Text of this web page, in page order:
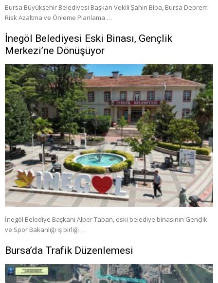
Bursa Büyükşehir Belediyesi Başkan Vekili Şahin Biba, Bursa Deprem
Risk Azaltma ve Önleme Planlama …
İnegöl Belediyesi Eski Binası, Gençlik
Merkezi’ne Dönüşüyor
İnegöl Belediye Başkanı Alper Taban, eski belediye binasının Gençlik
ve Spor Bakanlığı iş birliği …
Bursa’da Trafik Düzenlemesi